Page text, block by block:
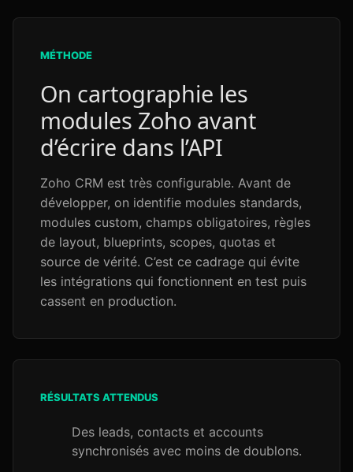
MÉTHODE
On cartographie les
modules Zoho avant
d’écrire dans l’API
Zoho CRM est très configurable. Avant de
développer, on identifie modules standards,
modules custom, champs obligatoires, règles
de layout, blueprints, scopes, quotas et
source de vérité. C’est ce cadrage qui évite
les intégrations qui fonctionnent en test puis
cassent en production.
RÉSULTATS ATTENDUS
Des leads, contacts et accounts
synchronisés avec moins de doublons.